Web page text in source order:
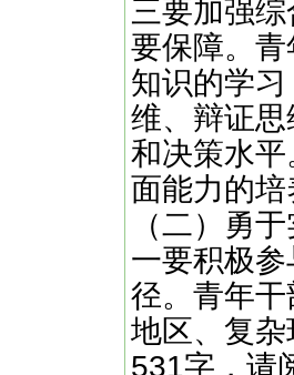
三要加强
要保障。
知识的学
维、辩证
和决策水
面能力的
（二）勇
一要积极
径。青年
地区、复
531字，请